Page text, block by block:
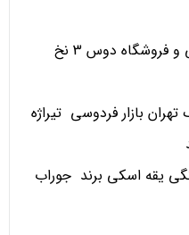
مزون و تک فروشی عمده فروشی و فروشگاه دوس 3 نخ
بازار فردوسی تیراژه
یقه اسکی برند جوراب